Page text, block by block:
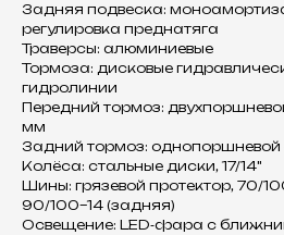
Задняя подвеска:
регулировка преднатяга
Траверсы: алюминиевые
Тормоза: дисковые
гидролинии
Передний тормоз:
мм
Задний тормоз: однопоршневой
Колёса: стальные диски, 17/14"
Шины: грязевой протектор, 70/
90/100–14 (задняя)
Освещение: LED‑фара с